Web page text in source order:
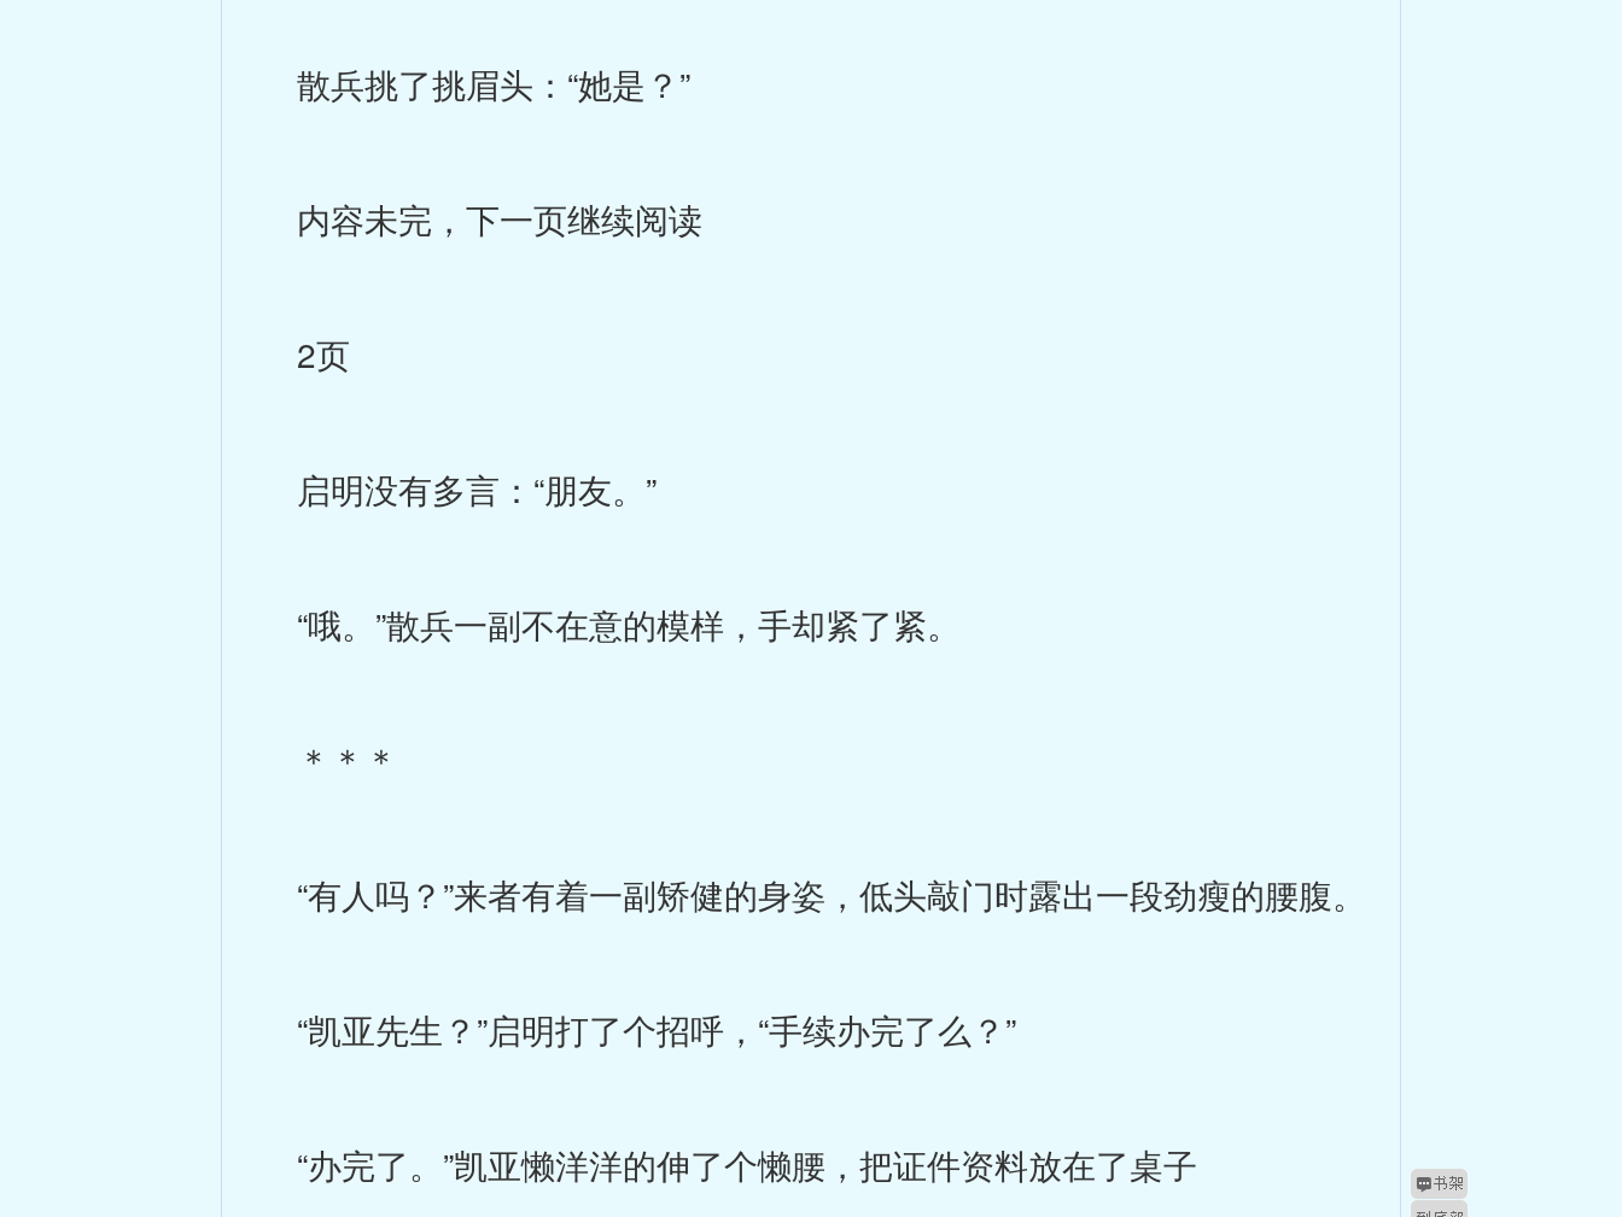
散兵挑了挑眉头：“她是？”
内容未完，下一页继续阅读
2页
启明没有多言：“朋友。”
“哦。”散兵一副不在意的模样，手却紧了紧。
＊＊＊
“有人吗？”来者有着一副矫健的身姿，低头敲门时露出一段劲瘦的腰腹。
“凯亚先生？”启明打了个招呼，“手续办完了么？”
“办完了。”凯亚懒洋洋的伸了个懒腰，把证件资料放在了桌子